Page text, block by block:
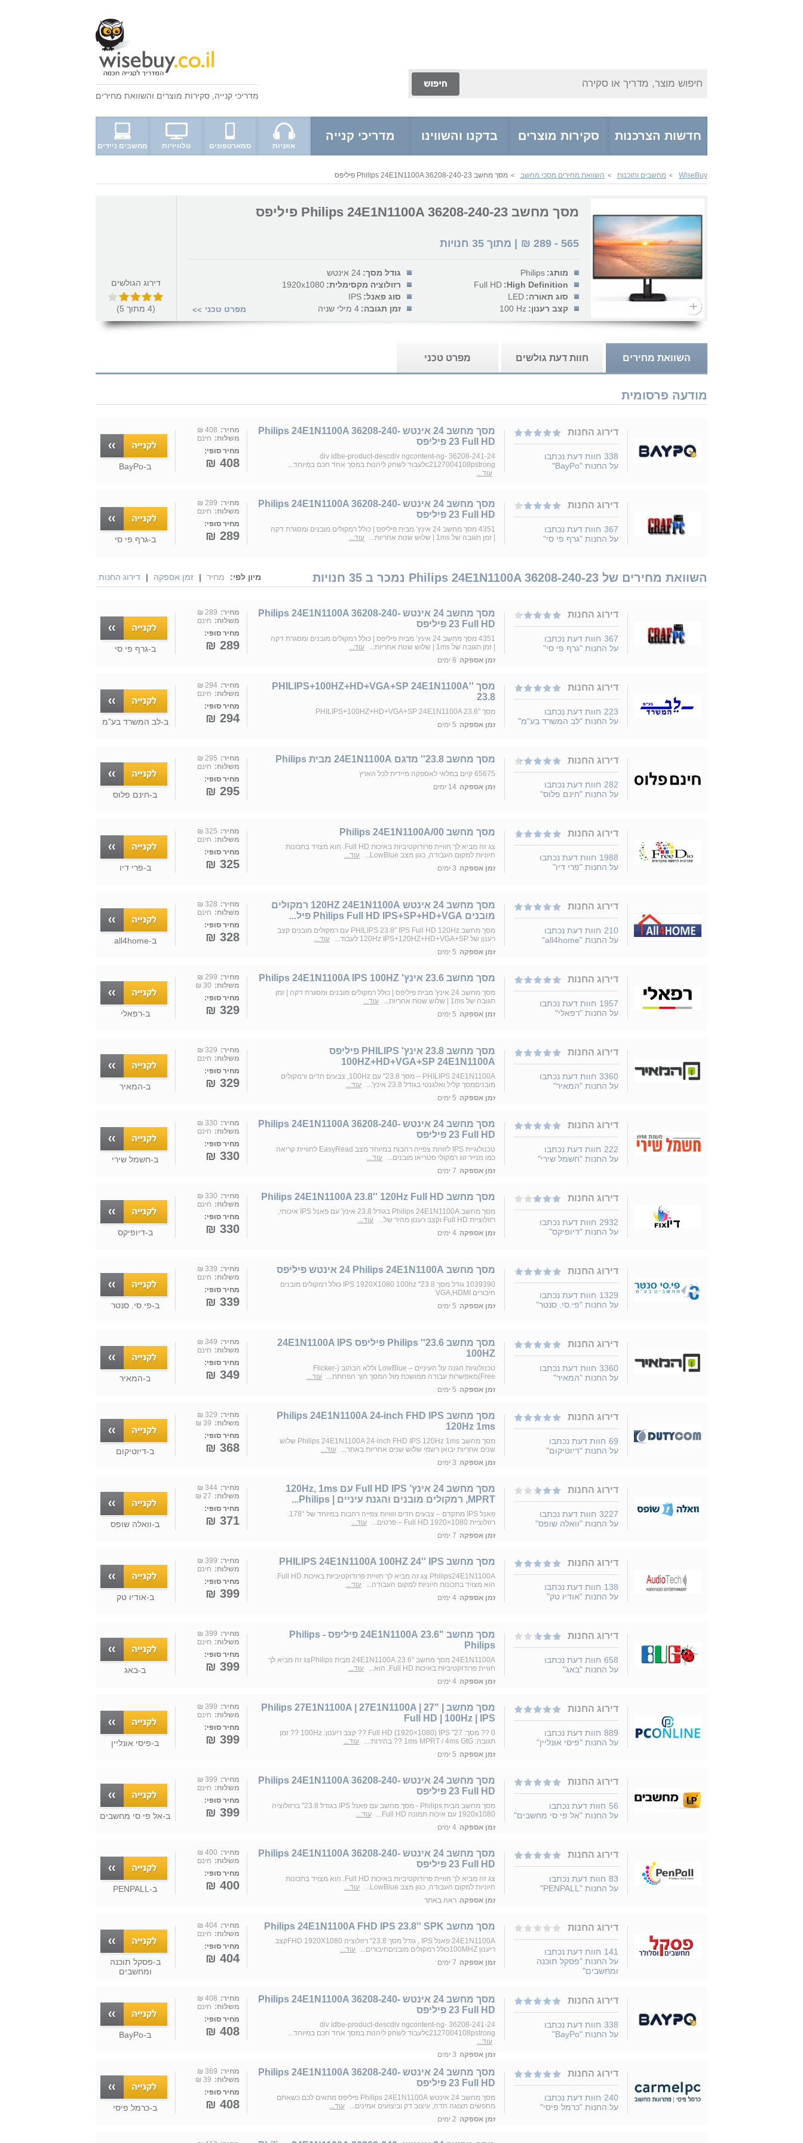
חיפוש מוצר, מדריך או סקירה
מדריכי קנייה סקירות מוצרים והשוואת מחירים
חדשות הצרכנות סקירות מוצרים בדקנו והשווינו מדריכי קנייה
אוזניות סמארטפונים טלוויזיות מחשבים ניידים
WiseBuy
> מחשבים ותוכנות > השוואת מחירים מסכי מחשב > מסך מחשב Philips 24E1N1100A 36208-240-23 פיליפס
מסך מחשב Philips 24E1N1100A 36208-240-23 פיליפס
565
-
289
₪ | מתוך 35 חנויות
מותג: Philips גודל מסך: 24 אינטש
High Definition:
Full HD רזולוציה מקסימלית: 1920x1080
סוג תאורה: LED סוג פאנל: IPS
קצב רענון: 100 Hz זמן תגובה: 4 מילי שניה מפרט טכני >>
דירוג הגולשים
(
4 מתוך 5
)
השוואת מחירים חוות דעת גולשים מפרט טכני
מודעה פרסומית
דירוג החנות
338 חוות דעת נכתבו
על החנות "BayPo"
מסך מחשב ‏24 ‏אינטש Philips 24E1N1100A 36208-240-
23 Full HD פיליפס
36208-241-24 div idbe-product-descdiv ngcontent-ng-
c2127004108pstrongלעבוד לשחק ליהנות במסך אחד חכם במיוחד...
עוד...
מחיר: 408 ₪
משלוח: חינם
מחיר סופי:
408 ₪ ב-BayPo
דירוג החנות
367 חוות דעת נכתבו
על החנות "גרף פי סי"
מסך מחשב ‏24 ‏אינטש Philips 24E1N1100A 36208-240-
23 Full HD פיליפס
4351 מסך מחשב 24 אינץ’ מבית פיליפס | כולל רמקולים מובנים ומסגרת דקה
| זמן תגובה של 1ms | שלוש שנות אחריות...
עוד...
מחיר: 289 ₪
משלוח: חינם
מחיר סופי:
289 ₪ ב-גרף פי סי
השוואת מחירים של Philips 24E1N1100A 36208-240-23 נמכר ב 35 חנויות מיון לפי: מחיר | זמן אספקה | דירוג החנות
דירוג החנות
367 חוות דעת נכתבו
על החנות "גרף פי סי"
מסך מחשב ‏24 ‏אינטש Philips 24E1N1100A 36208-240-
23 Full HD פיליפס
4351 מסך מחשב 24 אינץ’ מבית פיליפס | כולל רמקולים מובנים ומסגרת דקה
| זמן תגובה של 1ms | שלוש שנות אחריות...
עוד...
זמן אספקה 6 ימים
מחיר: 289 ₪
משלוח: חינם
מחיר סופי:
289 ₪ ב-גרף פי סי
דירוג החנות
223 חוות דעת נכתבו
על החנות "לב המשרד בע"מ"
מסך ''PHILIPS+100HZ+HD+VGA+SP 24E1N1100A
23.8
מסך "PHILIPS+100HZ+HD+VGA+SP 24E1N1100A 23.6
זמן אספקה 5 ימים
מחיר: 294 ₪
משלוח: חינם
מחיר סופי:
294 ₪ ב-לב המשרד בע"מ
דירוג החנות
282 חוות דעת נכתבו
על החנות "חינם פלוס"
מסך מחשב 23.8'' מדגם 24E1N1100A מבית Philips
65675 קיים במלאי לאספקה מיידית לכל הארץ
זמן אספקה 14 ימים
מחיר: 295 ₪
משלוח: חינם
מחיר סופי:
295 ₪ ב-חינם פלוס
דירוג החנות
1988 חוות דעת נכתבו
על החנות "פרי דיו"
מסך מחשב Philips 24E1N1100A/00
צג זה מביא לך חוויית פרודוקטיביות באיכות Full HD. הוא מצויד בתכונות
חיוניות למקום העבודה, כגון מצב LowBlue...
עוד...
זמן אספקה 3 ימים
מחיר: 325 ₪
משלוח: חינם
מחיר סופי:
325 ₪ ב-פרי דיו
דירוג החנות
210 חוות דעת נכתבו
על החנות "all4home"
מסך מחשב ‏24 ‏אינטש 120HZ 24E1N1100A רמקולים
מובנים Philips Full HD IPS+SP+HD+VGA פיל...
מסך מחשב PHILIPS 23.8” IPS Full HD 120Hz עם רמקולים מובנים קצב
רענון של 120Hz IPS+120HZ+HD+VGA+SP לעבוד...
עוד...
זמן אספקה 5 ימים
מחיר: 328 ₪
משלוח: חינם
מחיר סופי:
328 ₪ ב-all4home
דירוג החנות
1957 חוות דעת נכתבו
על החנות "רפאלי"
מסך מחשב 23.6 אינץ' Philips 24E1N1100A IPS 100HZ
מסך מחשב 24 אינץ' מבית פיליפס | כולל רמקולים מובנים ומסגרת דקה | זמן
תגובה של 1ms | שלוש שנות אחריות...
עוד...
זמן אספקה 5 ימים
מחיר: 299 ₪
משלוח: 30 ₪
מחיר סופי:
329 ₪ ב-רפאלי
דירוג החנות
3360 חוות דעת נכתבו
על החנות "המאיר"
מסך מחשב 23.8 אינץ' PHILIPS פיליפס
100HZ+HD+VGA+SP 24E1N1100A
PHILIPS 24E1N1100A – מסך 23.8'' עם 100Hz, צבעים חדים ורמקולים
מובניםמסך קליל ואלגנטי בגודל 23.8 אינץ'...
עוד...
זמן אספקה 5 ימים
מחיר: 329 ₪
משלוח: חינם
מחיר סופי:
329 ₪ ב-המאיר
דירוג החנות
222 חוות דעת נכתבו
על החנות "חשמל שירי"
מסך מחשב ‏24 ‏אינטש Philips 24E1N1100A 36208-240-
23 Full HD פיליפס
טכנולוגיית IPS לזוויות צפייה רחבות במיוחד מצב EasyRead לחוויית קריאה
כמו מנייר זוג רמקולי סטריאו מובנים...
עוד...
זמן אספקה 7 ימים
מחיר: 330 ₪
משלוח: חינם
מחיר סופי:
330 ₪ ב-חשמל שירי
דירוג החנות
2932 חוות דעת נכתבו
על החנות "דיופיקס"
מסך מחשב Philips 24E1N1100A 23.8'' 120Hz Full HD
מסך מחשב Philips 24E1N1100A בגודל 23.8 אינץ' עם פאנל IPS איכותי,
רזולוציית Full HD וקצב רענון מהיר של...
עוד...
זמן אספקה 4 ימים
מחיר: 330 ₪
משלוח: חינם
מחיר סופי:
330 ₪ ב-דיופיקס
דירוג החנות
1329 חוות דעת נכתבו
על החנות "פי.סי. סנטר"
מסך מחשב Philips 24E1N1100A ‏24 ‏אינטש פיליפס
1039390 גודל מסך 23.8'' IPS 1920X1080 100hz כולל רמקולים מובנים
חיבורים VGA,HDMI
זמן אספקה 5 ימים
מחיר: 339 ₪
משלוח: חינם
מחיר סופי:
339 ₪ ב-פי.סי. סנטר
דירוג החנות
3360 חוות דעת נכתבו
על החנות "המאיר"
מסך מחשב 23.6'' Philips פיליפס 24E1N1100A IPS
100HZ
טכנולוגיות הגנה על העיניים – LowBlue וללא הבהוב (Flicker-
Free)מאפשרות עבודה ממושכת מול המסך תוך הפחתת...
עוד...
זמן אספקה 5 ימים
מחיר: 349 ₪
משלוח: חינם
מחיר סופי:
349 ₪ ב-המאיר
דירוג החנות
69 חוות דעת נכתבו
על החנות "דיוטיקום"
מסך מחשב Philips 24E1N1100A 24-inch FHD IPS
120Hz 1ms
מסך מחשב Philips 24E1N1100A 24-inch FHD IPS 120Hz 1ms שלוש
שנים אחריות יבואן רשמי שלוש שנים אחריות באתר...
עוד...
זמן אספקה 3 ימים
מחיר: 329 ₪
משלוח: 39 ₪
מחיר סופי:
368 ₪ ב-דיוטיקום
דירוג החנות
3227 חוות דעת נכתבו
על החנות "וואלה שופס"
מסך מחשב 24 אינץ’ Full HD IPS עם 120Hz, 1ms
MPRT, רמקולים מובנים והגנת עיניים | Philips...
פאנל IPS מתקדם – צבעים חדים וזוויות צפייה רחבות במיוחד של ‎178°‎.
רזולוציית Full HD 1920×1080 – פרטים...
עוד...
זמן אספקה 7 ימים
מחיר: 344 ₪
משלוח: 27 ₪
מחיר סופי:
371 ₪ ב-וואלה שופס
דירוג החנות
138 חוות דעת נכתבו
על החנות "אודיו טק"
מסך מחשב PHILIPS 24E1N1100A 100HZ 24'' IPS
Philips24E1N1100A צג זה מביא לך חוויית פרודוקטיביות באיכות Full HD.
הוא מצויד בתכונות חיוניות למקום העבודה...
עוד...
זמן אספקה 4 ימים
מחיר: 399 ₪
משלוח: חינם
מחיר סופי:
399 ₪ ב-אודיו טק
דירוג החנות
658 חוות דעת נכתבו
על החנות "באג"
מסך מחשב "23.6 24E1N1100A פיליפס - Philips
Philips
24E1N1100A מסך מחשב "23.6 24E1N1100A מבית Philipsצג זה מביא לך
חוויית פרודוקטיביות באיכות Full HD. הוא...
עוד...
זמן אספקה 4 ימים
מחיר: 399 ₪
משלוח: חינם
מחיר סופי:
399 ₪ ב-באג
דירוג החנות
889 חוות דעת נכתבו
על החנות "פיסי אונליין"
מסך מחשב Philips 27E1N1100A | 27E1N1100A | 27" |
Full HD | 100Hz | IPS
0 ?? מסך: 27" Full HD (1920×1080) IPS ?? קצב ריענון: 100Hz ?? זמן
תגובה: 1ms MPRT / 4ms GtG ?? בהירות:...
עוד...
זמן אספקה 5 ימים
מחיר: 399 ₪
משלוח: חינם
מחיר סופי:
399 ₪ ב-פיסי אונליין
דירוג החנות
56 חוות דעת נכתבו
על החנות "אל פי סי מחשבים"
מסך מחשב ‏24 ‏אינטש Philips 24E1N1100A 36208-240-
23 Full HD פיליפס
מסך מחשב מבית Philips - מסך מחשב עם פאנל IPS בגודל 23.8'' ברזולוציה
1920x1080 עם איכות תמונה Full HD...
עוד...
זמן אספקה 4 ימים
מחיר: 399 ₪
משלוח: חינם
מחיר סופי:
399 ₪ ב-אל פי סי מחשבים
דירוג החנות
83 חוות דעת נכתבו
על החנות "PENPALL"
מסך מחשב 24 אינטש Philips 24E1N1100A 36208-240-
23 Full HD פיליפס
צג זה מביא לך חוויית פרודוקטיביות באיכות Full HD. הוא מצויד בתכונות
חיוניות למקום העבודה, כגון מצב LowBlue...
עוד...
זמן אספקה ראה באתר
מחיר: 400 ₪
משלוח: חינם
מחיר סופי:
400 ₪ ב- PENPALL
דירוג החנות
141 חוות דעת נכתבו
על החנות "פסקל תוכנה
ומחשבים"
מסך מחשב Philips 24E1N1100A FHD IPS 23.8'' SPK
24E1N1100A פאנל IPS , גודל מסך 23.8'' רזולוציה FHD 1920X1080קצב
ריענון 100MHZכולל רמקולים מובניםחיבורים...
עוד...
זמן אספקה 7 ימים
מחיר: 404 ₪
משלוח: חינם
מחיר סופי:
404 ₪ ב-פסקל תוכנה
ומחשבים
דירוג החנות
338 חוות דעת נכתבו
על החנות "BayPo"
מסך מחשב ‏24 ‏אינטש Philips 24E1N1100A 36208-240-
23 Full HD פיליפס
36208-241-24 div idbe-product-descdiv ngcontent-ng-
c2127004108pstrongלעבוד לשחק ליהנות במסך אחד חכם במיוחד...
עוד...
זמן אספקה 3 ימים
מחיר: 408 ₪
משלוח: חינם
מחיר סופי:
408 ₪ ב-BayPo
דירוג החנות
240 חוות דעת נכתבו
על החנות "כרמל פיסי"
מסך מחשב ‏24 ‏אינטש Philips 24E1N1100A 36208-240-
23 Full HD פיליפס
מסך מחשב ‏24 אינטש Philips 24E1N1100A פיליפס מתאים לכם כשאתם
מחפשים תצוגה חדה, עיצוב דק וביצועים אמינים...
עוד...
זמן אספקה 2 ימים
מחיר: 369 ₪
משלוח: 39 ₪
מחיר סופי:
408 ₪ ב-כרמל פיסי